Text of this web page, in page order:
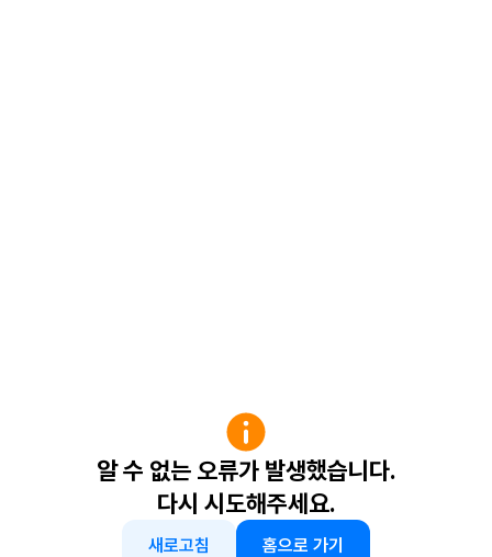
알 수 없는 오류가 발생했습니다.
다시 시도해주세요.
새로고침 홈으로 가기